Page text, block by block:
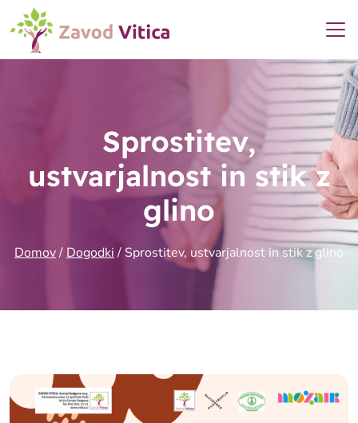
Sprostitev,
ustvarjalnost in stik z
glino
Domov/ Dogodki/ Sprostitev, ustvarjalnost in stik z glino